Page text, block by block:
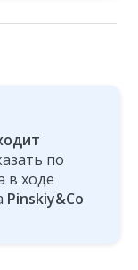
по
в ходе
Pinskiy&Co